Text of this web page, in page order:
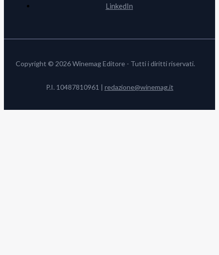
LinkedIn
Copyright © 2026 Winemag Editore - Tutti i diritti riservati.
P.I. 10487810961 | redazione@winemag.it